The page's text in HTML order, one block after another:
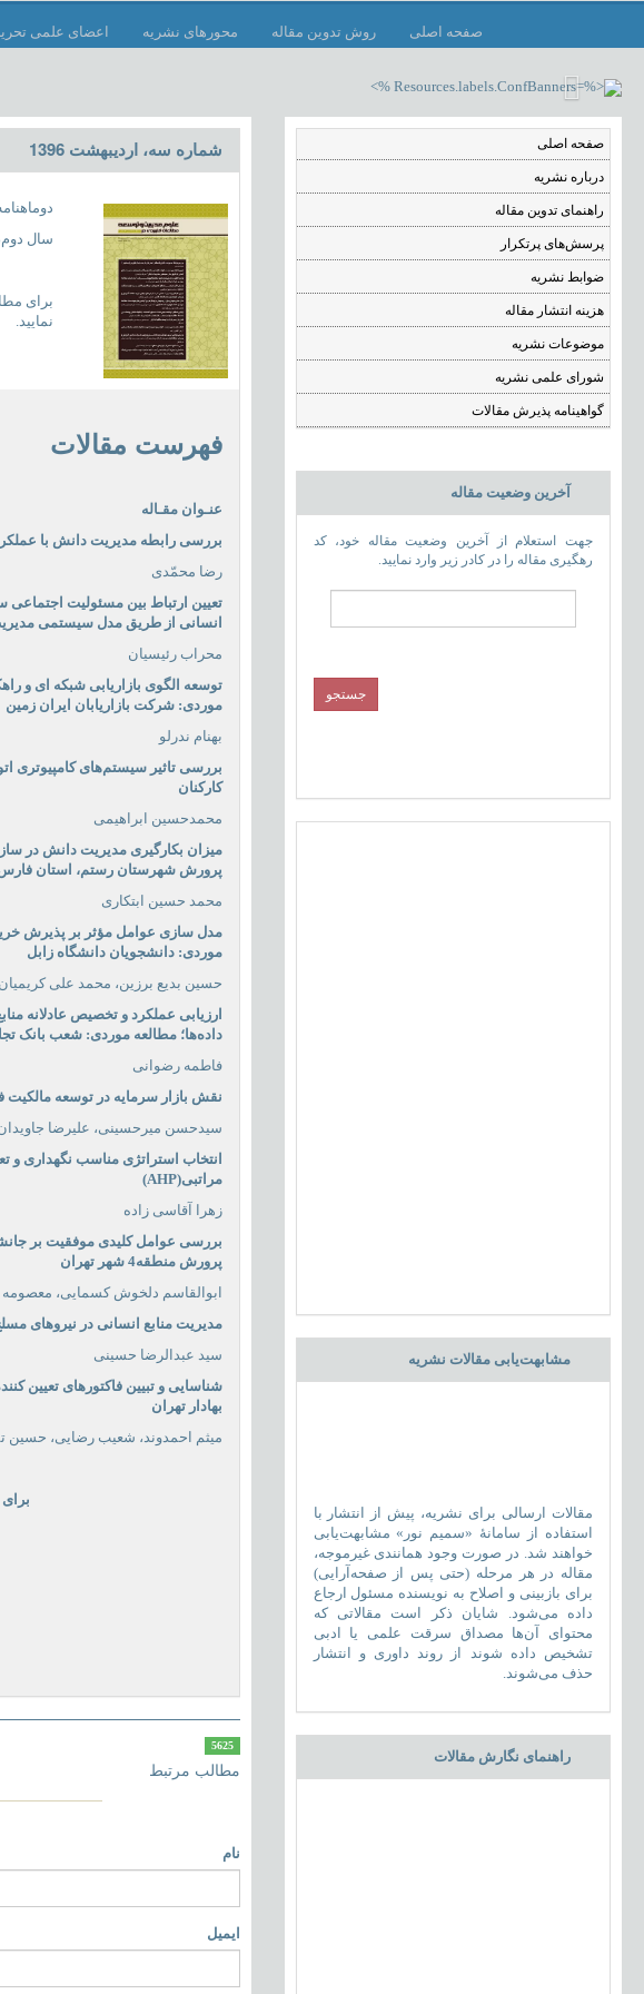
صفحه اصلی روش تدوین مقاله محورهای نشریه اعضای علمی
صفحه اصلی
درباره نشریه
راهنمای تدوین مقاله
پرسش‌های پرتکرار
ضوابط نشریه
هزینه انتشار مقاله
موضوعات نشریه
شورای علمی نشریه
گواهینامه پذیرش مقالات
آخرین وضعیت مقاله
جهت استعلام از آخرین وضعیت مقاله خود، کد
رهگیری مقاله را در کادر زیر وارد نمایید.
مشابهت‌یابی مقالات نشریه
مقالات ارسالی برای نشریه، پیش از انتشار با
استفاده از سامانۀ «سمیم نور» مشابهت‌یابی
خواهند شد. در صورت وجود همانندی غیرموجه،
مقاله در هر مرحله (حتی پس از صفحه‌آرایی)
برای بازبینی و اصلاح به نویسنده مسئول ارجاع
داده می‌شود. شایان ذکر است مقالاتی که
محتوای آن‌ها مصداق سرقت علمی یا ادبی
تشخیص داده شوند از روند داوری و انتشار
حذف می‌شوند.
راهنمای نگارش مقالات
شماره سه، اردیبهشت 1396
سال
برای
نمایید.
فهرست مقالات
عنـوان مقـاله
بررسی رابطه مدیریت دانش با
رضا محمّدی
تعیین ارتباط بین مسئولیت اجتماعی
انسانی از طریق مدل سیستمی
محراب رئیسیان
توسعه الگوی بازاریابی شبکه ای و
موردی: شرکت بازاریابان ایران زمین
بهنام ندرلو
بررسی تاثیر سیستمهای کامپیوتری
کارکنان
محمدحسین ابراهیمی
میزان بکارگیری مدیریت دانش در
پرورش شهرستان رستم، استان
محمد حسین ابتكاری
مدل سازی عوامل مؤثر بر پذیرش
موردی: دانشجویان دانشگاه زابل
حسین بدیع برزین، محمد علی
ارزیابی عملکرد و تخصیص عادلانه
داده‌ها؛ مطالعه موردی: شعب بانک
فاطمه رضوانی
نقش بازار سرمایه در توسعه مالکیت
سیدحسن میرحسینی، علیرضا جاویدان
انتخاب استراتژی مناسب نگهداری
مراتبی(AHP
)
زهرا آقاسی زاده
بررسی عوامل کلیدی موفقیت بر
پرورش منطقه4 شهر تهران
ابوالقاسم دلخوش كسمایی، معصومه
مدیریت منابع انسانی در نیروهای
سید عبدالرضا حسینی
شناسایی و تبیین فاکتورهای تعیین
بهادار تهران
میثم احمدوند، شعیب رضایی، حسین
5625
مطالب مرتبط
نام
ایمیل